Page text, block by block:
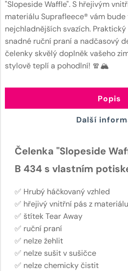
"Slopeside Waffle". S hřejivým
materiálu Suprafleece® vám bude
nejchladnějších svazích.
snadné ruční praní a nadčasový
čelenky skvělý doplněk vašeho
stylově teplí a pohodlní! 🧣🏔️
Popis
Další
Čelenka "Slopeside
B 434 s vlastním
✅ Hrubý háčkovaný vzhled
✅ hřejivý vnitřní pás z
✅ štítek Tear Away
✅ ruční praní
✅ nelze žehlit
✅ nelze sušit v sušičce
✅ nelze chemicky čistit